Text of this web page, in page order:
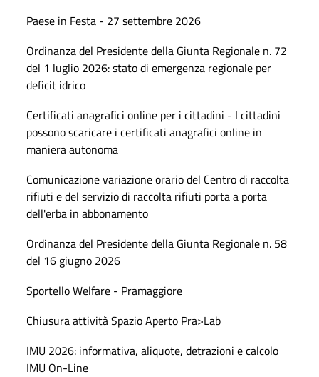
Paese in Festa - 27 settembre 2026
Ordinanza del Presidente della Giunta Regionale n. 72
del 1 luglio 2026: stato di emergenza regionale per
deficit idrico
Certificati anagrafici online per i cittadini - I cittadini
possono scaricare i certificati anagrafici online in
maniera autonoma
Comunicazione variazione orario del Centro di raccolta
rifiuti e del servizio di raccolta rifiuti porta a porta
dell'erba in abbonamento
Ordinanza del Presidente della Giunta Regionale n. 58
del 16 giugno 2026
Sportello Welfare - Pramaggiore
Chiusura attività Spazio Aperto Pra>Lab
IMU 2026: informativa, aliquote, detrazioni e calcolo
IMU On-Line